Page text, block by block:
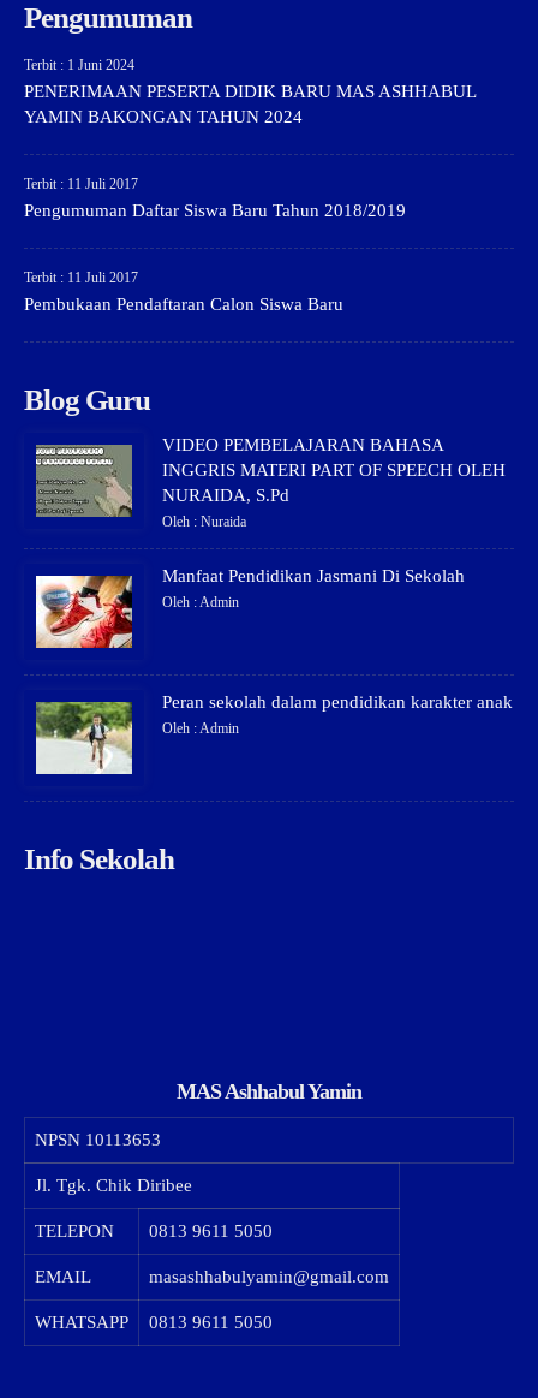
Pengumuman
Terbit : 1 Juni 2024
PENERIMAAN PESERTA DIDIK BARU MAS ASHHABUL
YAMIN BAKONGAN TAHUN 2024
Terbit : 11 Juli 2017
Pengumuman Daftar Siswa Baru Tahun 2018/2019
Terbit : 11 Juli 2017
Pembukaan Pendaftaran Calon Siswa Baru
Blog Guru
VIDEO PEMBELAJARAN BAHASA
INGGRIS MATERI PART OF SPEECH OLEH
NURAIDA, S.Pd
Oleh : Nuraida
Manfaat Pendidikan Jasmani Di Sekolah
Oleh : Admin
Peran sekolah dalam pendidikan karakter anak
Oleh : Admin
Info Sekolah
MAS Ashhabul Yamin
NPSN 10113653
Jl. Tgk. Chik Diribee
TELEPON 0813 9611 5050
EMAIL masashhabulyamin@gmail.com
WHATSAPP 0813 9611 5050